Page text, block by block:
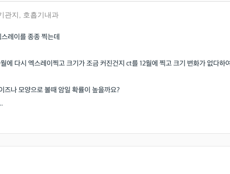
관지 호흡기내과
레이를 종종 찍는데
에 다시 엑스레이찍고 크기가 조금 커진건지 ct를 12월에 찍고 크기 변화가 없다하
즈나 모양으로 볼때 암일 확률이 높을까요?